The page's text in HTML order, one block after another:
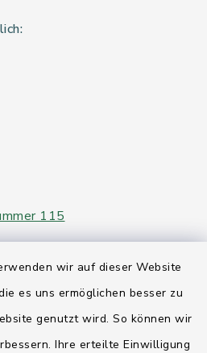
wir auf dieser Website
es uns ermöglichen besser zu
genutzt wird. So können wir
Ihre erteilte Einwilligung
115
Eckernförde